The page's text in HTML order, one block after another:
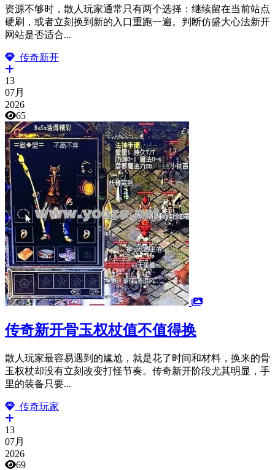
资源不够时，散人玩家通常只有两个选择：继续留在当前站点
硬刷，或者立刻换到新的入口重跑一遍。判断仿盛大心法新开
网站是否适合...
传奇新开
13
07月
2026
65
传奇新开骨玉权杖值不值得换
散人玩家最容易遇到的尴尬，就是花了时间和材料，换来的骨
玉权杖却没有立刻改变打怪节奏。传奇新开阶段尤其明显，手
里的装备只要...
传奇玩家
13
07月
2026
69